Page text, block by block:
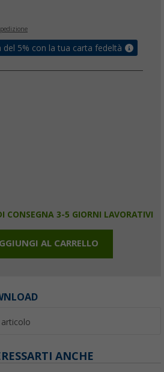
del 5% con la tua carta fedeltà
CONSEGNA 3-5 GIORNI LAVORATIVI
AL CARRELLO
ANCHE